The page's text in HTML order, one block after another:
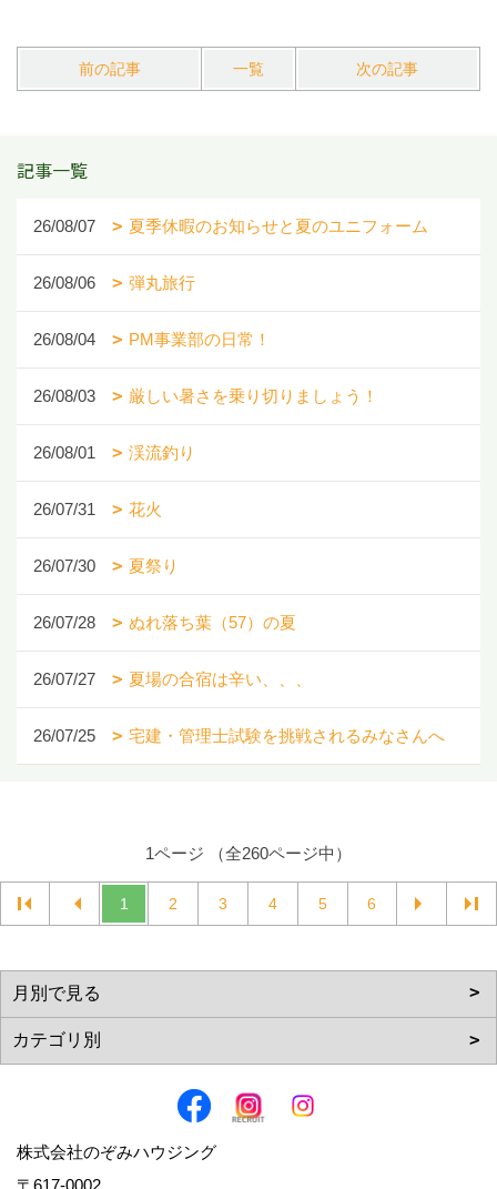
前の記事 一覧 次の記事
記事一覧
26/08/07 夏季休暇のお知らせと夏のユニフォーム
26/08/06 弾丸旅行
26/08/04 PM事業部の日常！
26/08/03 厳しい暑さを乗り切りましょう！
26/08/01 渓流釣り
26/07/31 花火
26/07/30 夏祭り
26/07/28 ぬれ落ち葉（57）の夏
26/07/27 夏場の合宿は辛い、、、
26/07/25 宅建・管理士試験を挑戦されるみなさんへ
1ページ （全260ページ中）
1 2 3 4 5 6
株式会社のぞみハウジング
〒617-0002